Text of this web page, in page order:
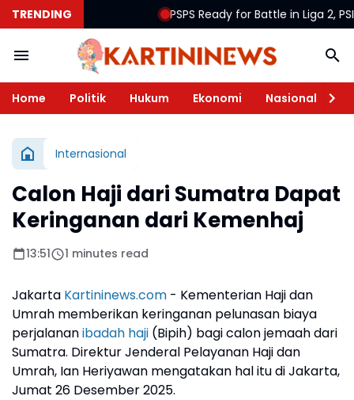
TRENDING PSPS Ready for Battle in Liga 2, PSIS
Home Politik Hukum Ekonomi Nasional
Internasional
Calon Haji dari Sumatra Dapat
Keringanan dari Kemenhaj
13:51 1 minutes read
Jakarta Kartininews.com - Kementerian Haji dan
Umrah memberikan keringanan pelunasan biaya
perjalananibadah haji (Bipih) bagi calon jemaah dari
Sumatra. Direktur Jenderal Pelayanan Haji dan
Umrah, Ian Heriyawan mengatakan hal itu di Jakarta,
Jumat 26 Desember 2025.